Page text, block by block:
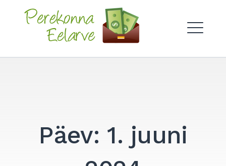
Perekonna Eelarve
Päev: 1. juuni